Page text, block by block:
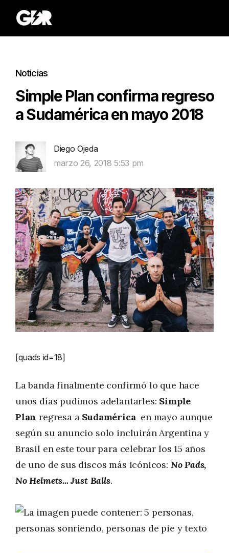
Noticias
Simple Plan confirma regreso
a Sudamérica en mayo 2018
Diego Ojeda
marzo 26, 2018 5:53 pm
[quads id=18]
La banda finalmente confirmó lo que hace
unos días pudimos adelantarles: Simple
Plan regresa a Sudamérica en mayo aunque
según su anuncio solo incluirán Argentina y
Brasil en este tour para celebrar los 15 años
de uno de sus discos más icónicos: No Pads,
No Helmets... Just Balls.